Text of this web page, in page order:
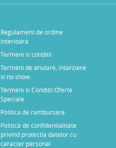
Regulament de ordine
interioara
Termeni si conditii
Termeni de anulare, intarziere
si no show
Termeni si Conditii Oferte
Speciale
Politica de rambursare
Politica de confidentialitate
privind protectia datelor cu
caracter personal